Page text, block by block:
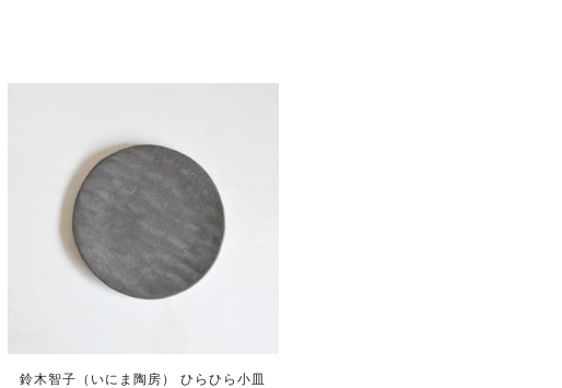
鈴木智子（いにま陶房） ひらひら小皿